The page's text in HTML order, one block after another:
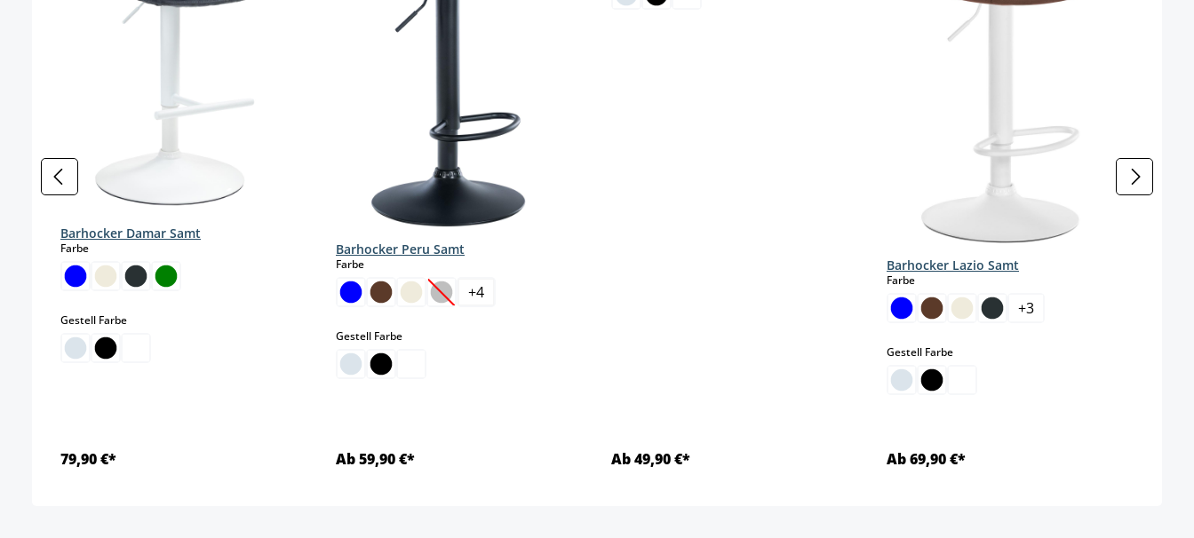
Barhocker Damar Samt
Farbeauswählen
Gestell Farbeauswählen
79,90 €*
Barhocker Peru Samt
Farbeauswählen
(Diese Option ist zurzeit nicht verfügbar.)
+4
Gestell Farbeauswählen
Ab 59,90 €* Ab 49,90 €*
Barhocker Lazio Samt
Farbeauswählen
+3
Gestell Farbeauswählen
Ab 69,90 €*